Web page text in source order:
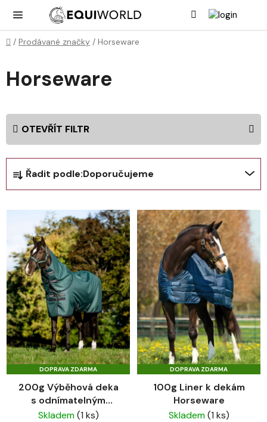
obsah
Domů
/ Prodávané značky / Horseware
Horseware
OTEVŘÍT FILTR
Ř
a
z
e
p
r
o
d
u
k
t
ů
Řadit podle:Doporučujeme
V
i
s
p
r
o
d
u
k
t
DOPRAVA ZDARMA
200g Výběhová deka
s odnímatelným
krkem 900D
Skladem(1 ks)
DOPRAVA ZDARMA
100g Liner k dekám
Horseware
Skladem(1 ks)